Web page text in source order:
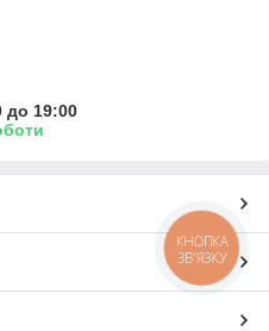
до 19:00
КНОПКА
ЗВ'ЯЗКУ